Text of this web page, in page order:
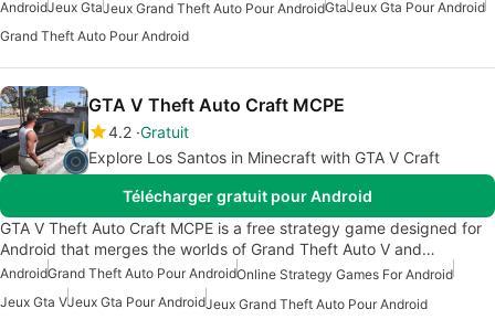
AndroidJeux GtaJeux Grand Theft Auto Pour AndroidGtaJeux Gta Pour Android
Grand Theft Auto Pour Android
GTA V Theft Auto Craft MCPE
4.2 Gratuit
Explore Los Santos in Minecraft with GTA V Craft
Télécharger gratuit pour Android
GTA V Theft Auto Craft MCPE is a free strategy game designed for
Android that merges the worlds of Grand Theft Auto V and…
AndroidGrand Theft Auto Pour AndroidOnline Strategy Games For Android
Jeux Gta VJeux Gta Pour AndroidJeux Grand Theft Auto Pour Android